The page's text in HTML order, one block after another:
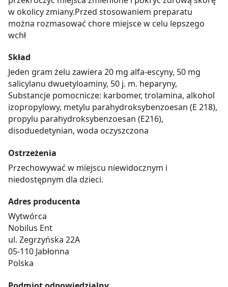
w okolicy zmiany.Przed stosowaniem preparatu
można rozmasować chore miejsce w celu lepszego
wchł
Skład
Jeden gram żelu zawiera 20 mg alfa-escyny, 50 mg
salicylanu dwuetyloaminy, 50 j. m. heparyny,
Substancje pomocnicze: karbomer, trolamina, alkohol
izopropylowy, metylu parahydroksybenzoesan (E 218),
propylu parahydroksybenzoesan (E216),
disoduedetynian, woda oczyszczona
Ostrzeżenia
Przechowywać w miejscu niewidocznym i
niedostępnym dla dzieci.
Adres producenta
Wytwórca
Nobilus Ent
ul. Zegrzyńska 22A
05-110 Jabłonna
Polska